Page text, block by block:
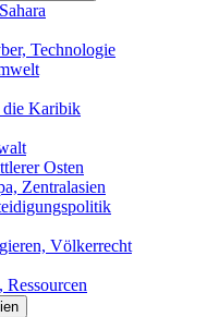
Technologie
die Karibik
Osten
Zentralasien
Völkerrecht